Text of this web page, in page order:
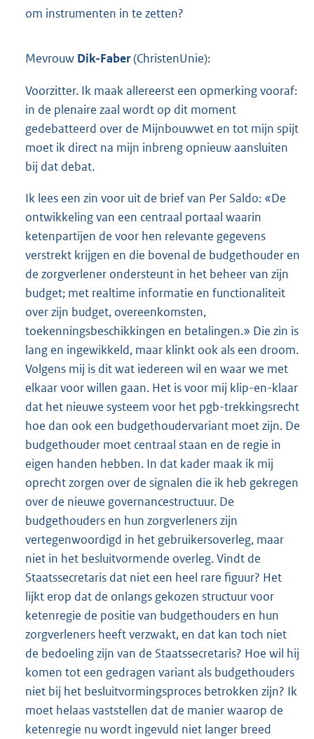
om instrumenten in te zetten?
Mevrouw Dik-Faber(ChristenUnie):
Voorzitter. Ik maak allereerst een opmerking vooraf:
in de plenaire zaal wordt op dit moment
gedebatteerd over de Mijnbouwwet en tot mijn spijt
moet ik direct na mijn inbreng opnieuw aansluiten
bij dat debat.
Ik lees een zin voor uit de brief van Per Saldo: «De
ontwikkeling van een centraal portaal waarin
ketenpartijen de voor hen relevante gegevens
verstrekt krijgen en die bovenal de budgethouder en
de zorgverlener ondersteunt in het beheer van zijn
budget; met realtime informatie en functionaliteit
over zijn budget, overeenkomsten,
toekenningsbeschikkingen en betalingen.» Die zin is
lang en ingewikkeld, maar klinkt ook als een droom.
Volgens mij is dit wat iedereen wil en waar we met
elkaar voor willen gaan. Het is voor mij klip-en-klaar
dat het nieuwe systeem voor het pgb-trekkingsrecht
hoe dan ook een budgethoudervariant moet zijn. De
budgethouder moet centraal staan en de regie in
eigen handen hebben. In dat kader maak ik mij
oprecht zorgen over de signalen die ik heb gekregen
over de nieuwe governancestructuur. De
budgethouders en hun zorgverleners zijn
vertegenwoordigd in het gebruikersoverleg, maar
niet in het besluitvormende overleg. Vindt de
Staatssecretaris dat niet een heel rare figuur? Het
lijkt erop dat de onlangs gekozen structuur voor
ketenregie de positie van budgethouders en hun
zorgverleners heeft verzwakt, en dat kan toch niet
de bedoeling zijn van de Staatssecretaris? Hoe wil hij
komen tot een gedragen variant als budgethouders
niet bij het besluitvormingsproces betrokken zijn? Ik
moet helaas vaststellen dat de manier waarop de
ketenregie nu wordt ingevuld niet langer breed